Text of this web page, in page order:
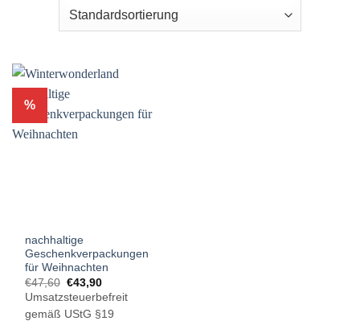
%
nachhaltige
Geschenkverpackungen
für Weihnachten
€47,60 Ursprünglicher
Preis
war:
€47,60
€43,90Aktueller
Preis
ist:
€43,90.
Umsatzsteuerbefreit
gemäß UStG §19